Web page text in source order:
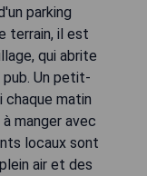
parking
terrain, il est
qui abrite
pub. Un petit-
chaque matin
manger avec
locaux sont
air et des